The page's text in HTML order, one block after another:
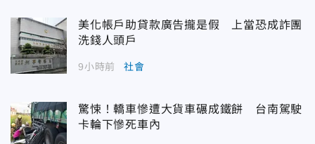
美化帳戶助貸款廣告攏是假 上當恐成詐團
洗錢人頭戶
9小時前 社會
驚悚！轎車慘遭大貨車碾成鐵餅 台南駕駛
卡輪下慘死車內